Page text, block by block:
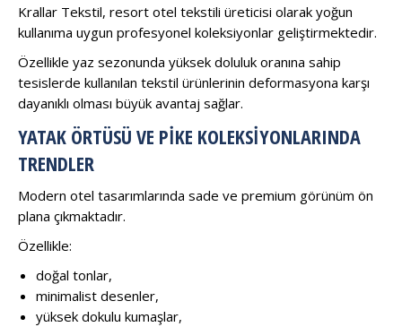
Krallar Tekstil, resort otel tekstili üreticisi olarak yoğun
kullanıma uygun profesyonel koleksiyonlar geliştirmektedir.
Özellikle yaz sezonunda yüksek doluluk oranına sahip
tesislerde kullanılan tekstil ürünlerinin deformasyona karşı
dayanıklı olması büyük avantaj sağlar.
YATAK ÖRTÜSÜ VE PIKE KOLEKSIYONLARINDA
TRENDLER
Modern otel tasarımlarında sade ve premium görünüm ön
plana çıkmaktadır.
Özellikle:
doğal tonlar,
minimalist desenler,
yüksek dokulu kumaşlar,